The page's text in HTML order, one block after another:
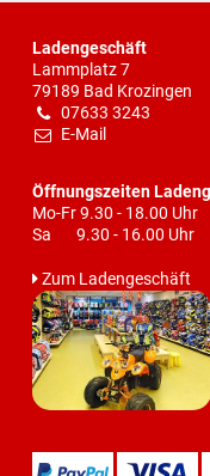
Ladengeschäft
Lammplatz 7
79189 Bad Krozingen
07633 3243
E-Mail
Öffnungszeiten
Mo-Fr 9.30 - 18.00 Uhr
Sa 9.30 - 16.00 Uhr
Zum Ladengeschäft